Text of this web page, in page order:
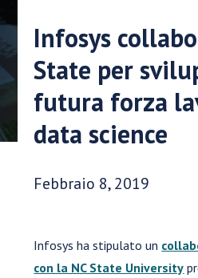
Infosys
State per
futura forza
data science
Data di pubblicazione:
Febbraio 8, 2019
Infosys ha stipulato un
con la NC State University